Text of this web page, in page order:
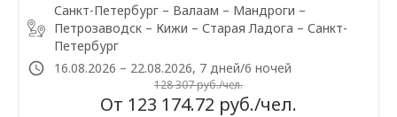
Санкт-Петербург – Валаам – Мандроги –
Петрозаводск – Кижи – Старая Ладога – Санкт-
Петербург
16.08.2026 – 22.08.2026, 7 дней/6 ночей
128 307 руб./чел.
От 123 174.72 руб./чел.